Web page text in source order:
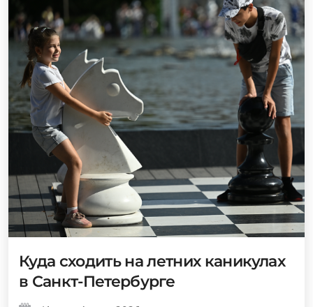
Куда сходить на летних каникулах
в Санкт-Петербурге